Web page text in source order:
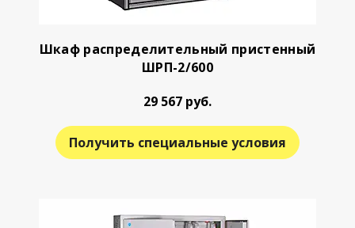
Шкаф распределительный пристенный
ШРП-2/600
29 567 руб.
Получить специальные условия